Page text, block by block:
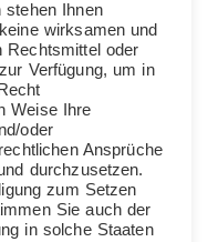
Permalink
stehen Ihnen
wirksamen und
Rechtsmittel oder
Verfügung, um in
Weise Ihre
oder
Ansprüche
durchzusetzen.
zum Setzen
Sie auch der
in solche Staaten